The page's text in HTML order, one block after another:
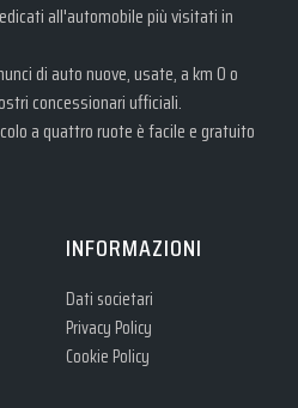
all'automobile più visitati in
di auto nuove, usate, a km 0 o
concessionari ufficiali.
a quattro ruote è facile e gratuito
INFORMAZIONI
Dati societari
Privacy Policy
Cookie Policy